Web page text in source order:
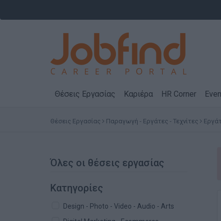
Θέσεις Εργασίας Καριέρα HR Corner
Θέσεις Εργασίας Παραγωγή - Εργάτες - Τεχνίτες
Όλες οι θέσεις εργασίας
Κατηγορίες
Design - Photo - Video - Audio - Arts